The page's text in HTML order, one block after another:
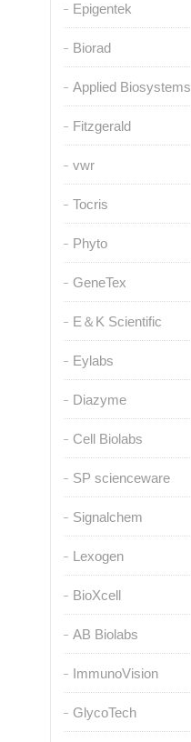
Epigentek
Biorad
Applied Biosystems
Fitzgerald
vwr
Tocris
Phyto
GeneTex
E＆K Scientific
Eylabs
Diazyme
Cell Biolabs
SP scienceware
Signalchem
Lexogen
BioXcell
AB Biolabs
ImmunoVision
GlycoTech